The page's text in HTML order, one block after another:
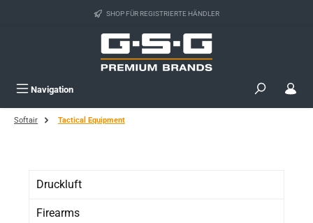
Zum Hauptinhalt springen SHOP FÜR REGISTRIERTE HÄNDLER
Navigation
Softair Tactical Equipment
Druckluft
Firearms